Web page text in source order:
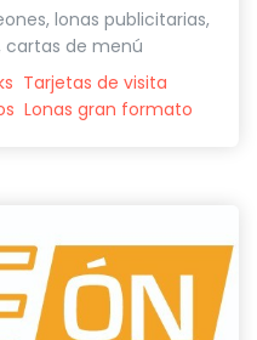
lonas publicitarias,
cartas de menú
Tarjetas de visita
Lonas gran formato